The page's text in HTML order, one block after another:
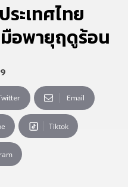
ะเทศไทย
อพายุฤดูร้อน
Email
Tiktok